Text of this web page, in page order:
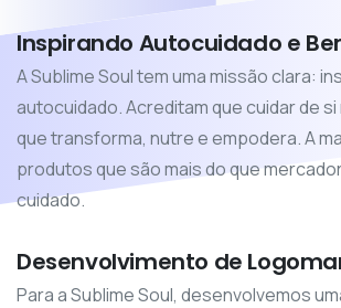
Inspirando Autocuidado e
A Sublime Soul tem uma missão clara:
autocuidado. Acreditam que cuidar de
que transforma, nutre e empodera. A
produtos que são mais do que
cuidado.
Desenvolvimento de
Para a Sublime Soul, desenvolvemos